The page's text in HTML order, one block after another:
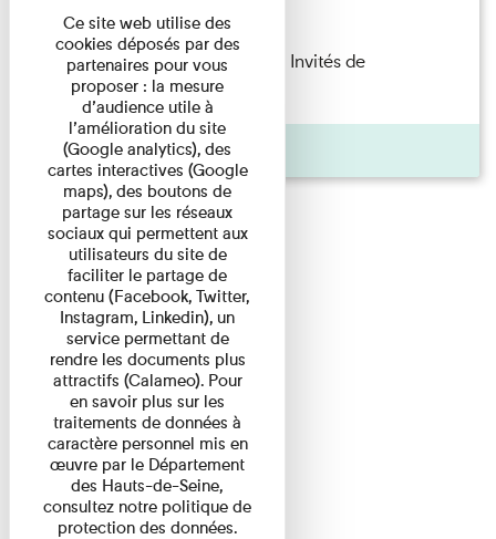
Lecture
Fanny Taillandier – Foudres Les Invités de
l’Imprimerie n°6 Lecture ...
Pages
Ce site web utilise des
cookies déposés par des
partenaires pour vous
proposer : la mesure
d’audience utile à
l’amélioration du site
(Google analytics), des
cartes interactives (Google
maps), des boutons de
partage sur les réseaux
sociaux qui permettent aux
utilisateurs du site de
faciliter le partage de
contenu (Facebook, Twitter,
Instagram, Linkedin), un
service permettant de
rendre les documents plus
attractifs (Calameo). Pour
en savoir plus sur les
traitements de données à
caractère personnel mis en
œuvre par le Département
des Hauts-de-Seine,
consultez notre politique de
protection des données.